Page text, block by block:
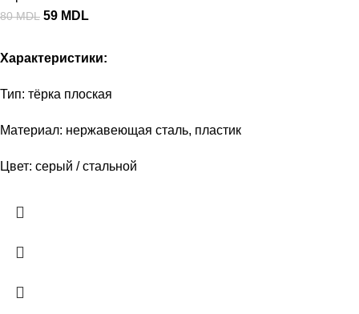
80MDL 59 MDL
Характеристики:
Тип: тёрка плоская
Материал: нержавеющая сталь, пластик
Цвет: серый / стальной